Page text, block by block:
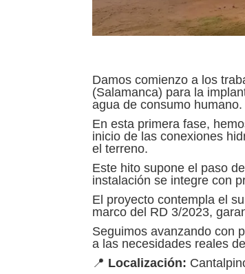
Damos comienzo a los
(Salamanca) para la
agua de consumo humano.
En esta primera fase,
inicio de las conexiones
el terreno.
Este hito supone el paso
instalación se integre con
El proyecto contempla el
marco del RD 3/2023,
Seguimos avanzando con
a las necesidades reales
📍 Localización: